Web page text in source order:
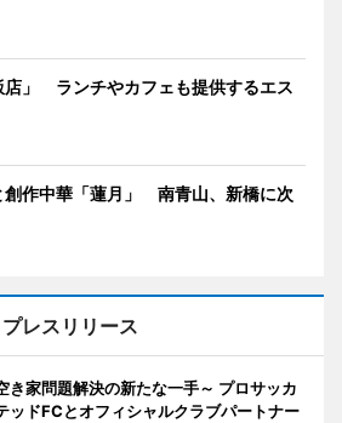
店」 ランチやカフェも提供するエス
創作中華「蓮月」 南青山、新橋に次
プレスリリース
き家問題解決の新たな一手～ プロサッカ
ッドFCとオフィシャルクラブパートナー